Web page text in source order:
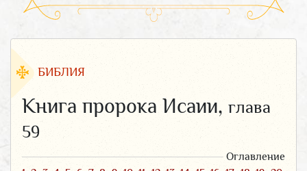
БИБЛИЯ
Книга пророка Исаии, глава
59
Оглавление